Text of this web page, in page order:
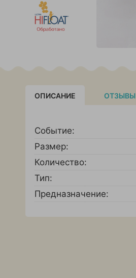
ОПИСАНИЕ ОТЗЫВЫ
Событие:
Размер:
Количество:
Тип:
Предназначение: